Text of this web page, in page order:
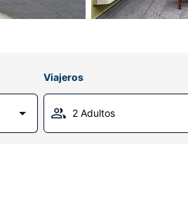
Viajeros
2 Adultos